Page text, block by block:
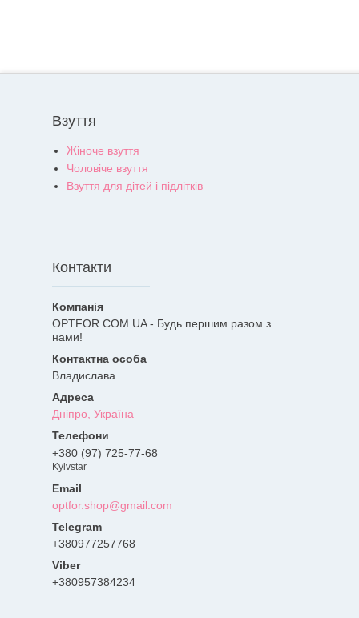
Взуття
Жіноче взуття
Чоловіче взуття
Взуття для дітей і підлітків
Контакти
OPTFOR.COM.UA - Будь першим разом з
нами!
Владислава
Дніпро, Україна
+380 (97) 725-77-68
Kyivstar
optfor.shop@gmail.com
+380977257768
+380957384234